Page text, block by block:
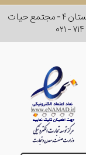
آدرس: تهران - خ پاسداران - رو به روی اقدسیه - تنگستان ۴ - مجتمع حیات
۰۰۰ ۱۰